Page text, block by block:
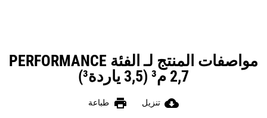
مواصفات المنتج لـ الفئة PERFORMANCE
2,7 م³ (3,5 ياردة³)
cloud_download تنزيل print طباعة